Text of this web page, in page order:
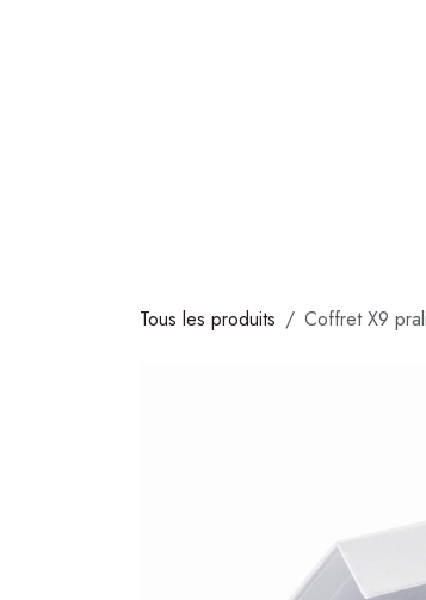
Tous les produits Coffret X9